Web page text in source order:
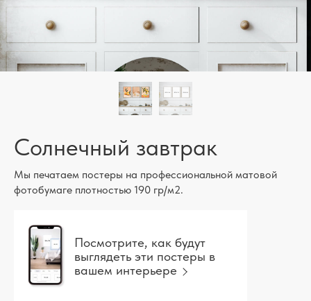
Солнечный завтрак
Мы печатаем постеры на профессиональной матовой
фотобумаге плотностью 190 гр/м2.
Посмотрите, как будут
выглядеть эти постеры в
вашем интерьере